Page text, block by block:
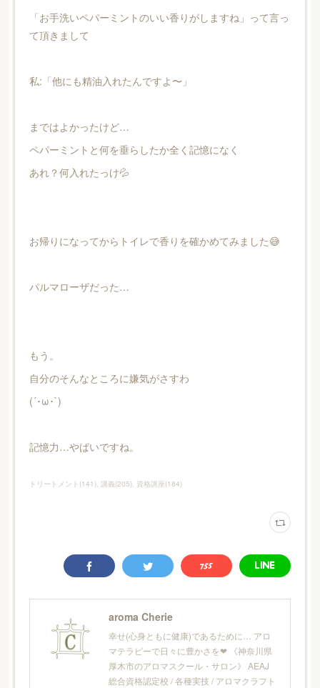
「お手洗いペパーミントのいい香りがしますね」って言っ
て頂きまして
私:「他にも精油入れたんですよ〜」
まではよかったけど…
ペパーミントと何を垂らしたか全く記憶になく
あれ？何入れたっけ💦
お帰りになってからトイレで香りを確かめてみました😅
パルマローザだった…
もう。
自分のそんなところに嫌気がさすわ
(´･ω･`)
記憶力…やばいですね。
トリートメント (141) 講義(205) 資格講座(184)
aroma Cherie
幸せ(心身ともに健康)であるために… アロ
マテラピーで日々に豊かさを❤︎ 《神奈川県
厚木市のアロマスクール・サロン》 AEAJ
総合資格認定校 / 各種実技 / アロマクラフト